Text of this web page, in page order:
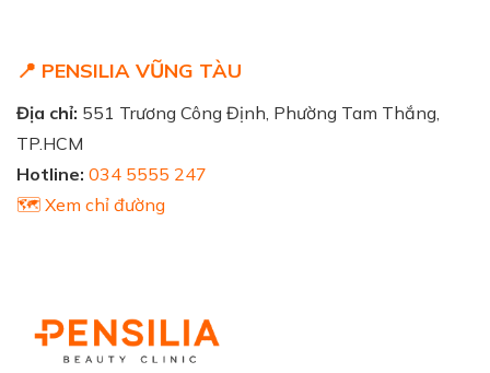
📍 PENSILIA VŨNG TÀU
Địa chỉ: 551 Trương Công Định, Phường Tam Thắng,
TP.HCM
Hotline: 034 5555 247
🗺️ Xem chỉ đường